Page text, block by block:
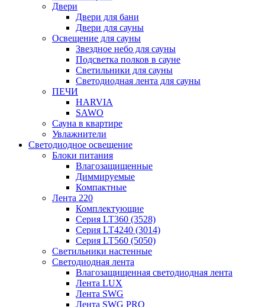
Двери
Двери для бани
Двери для сауны
Освещение для сауны
Звездное небо для сауны
Подсветка полков в сауне
Светильники для сауны
Светодиодная лента для сауны
ПЕЧИ
HARVIA
SAWO
Сауна в квартире
Увлажнители
Светодиодное освещение
Блоки питания
Влагозащищенные
Диммируемые
Компактные
Лента 220
Комплектующие
Серия LT360 (3528)
Серия LT4240 (3014)
Серия LT560 (5050)
Светильники настенные
Светодиодная лента
Влагозащищенная светодиодная лента
Лента LUX
Лента SWG
Лента SWG PRO